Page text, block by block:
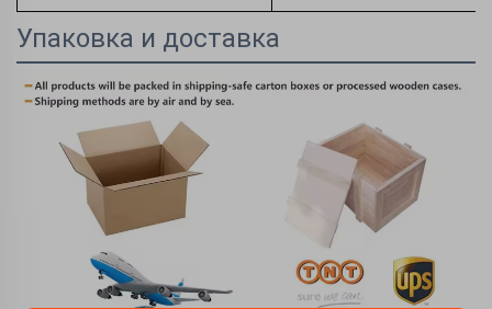
Упаковка и доставка